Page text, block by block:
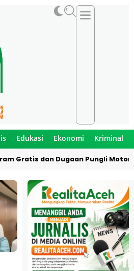
Edukasi Ekonomi Kriminal
Gratis dan Dugaan Pungli Motor